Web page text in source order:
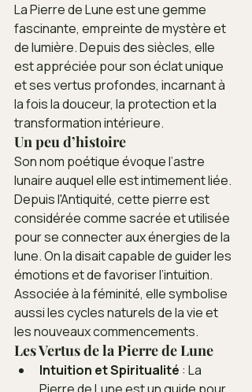
La Pierre de Lune est une gemme
fascinante, empreinte de mystère et
de lumière. Depuis des siècles, elle
est appréciée pour son éclat unique
et ses vertus profondes, incarnant à
la fois la douceur, la protection et la
transformation intérieure.
Un peu d’histoire
Son nom poétique évoque l’astre
lunaire auquel elle est intimement liée.
Depuis l'Antiquité, cette pierre est
considérée comme sacrée et utilisée
pour se connecter aux énergies de la
lune. On la disait capable de guider les
émotions et de favoriser l’intuition.
Associée à la féminité, elle symbolise
aussi les cycles naturels de la vie et
les nouveaux commencements.
Les Vertus de la Pierre de Lune
Intuition et Spiritualité : La